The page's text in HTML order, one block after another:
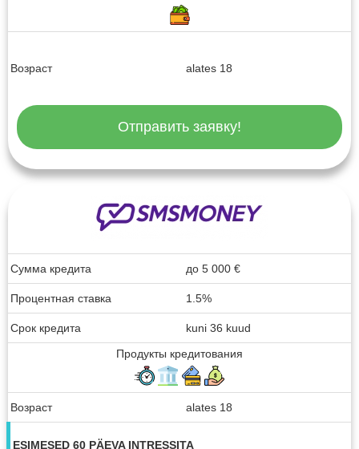
Возраст alates 18
Отправить заявку!
Сумма кредита до 5 000 €
Процентная ставка 1.5%
Срок кредита
kuni 36 kuud
Продукты кредитования
Возраст alates 18
ESIMESED 60 PÄEVA INTRESSITA